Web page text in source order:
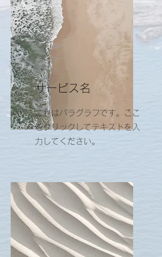
サービス名
これはパラグラフです。ここ
をクリックしてテキストを入
力してください。